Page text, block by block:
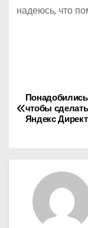
надеюсь, что
Н
а
и
чтобы
Яндекс Директ